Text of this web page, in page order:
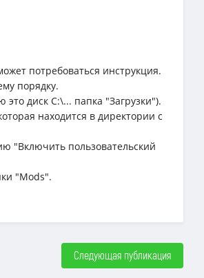
потребоваться инструкция.
порядку.
диск C:\... папка "Загрузки").
находится в директории с
"Включить пользовательский
"Mods".
Следующая публикация